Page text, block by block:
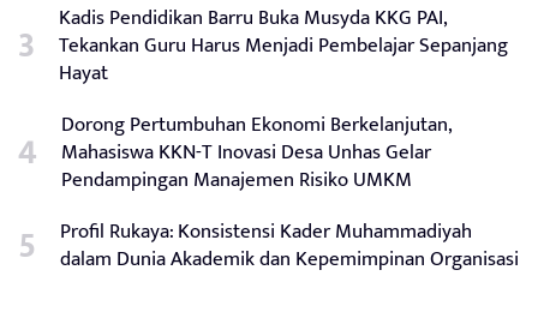
Kadis Pendidikan Barru Buka Musyda KKG PAI,
Tekankan Guru Harus Menjadi Pembelajar Sepanjang
Hayat
Dorong Pertumbuhan Ekonomi Berkelanjutan,
Mahasiswa KKN-T Inovasi Desa Unhas Gelar
Pendampingan Manajemen Risiko UMKM
Profil Rukaya: Konsistensi Kader Muhammadiyah
dalam Dunia Akademik dan Kepemimpinan Organisasi